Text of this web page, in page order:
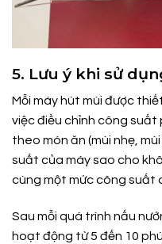
5. Lưu ý khi sử
Mỗi máy hút mùi được
việc điều chỉnh công suất
theo món ăn (mùi nhẹ,
suất của máy sao cho
cùng một mức công suất
Sau mỗi quá trình nấu
hoạt động từ 5 đến 10